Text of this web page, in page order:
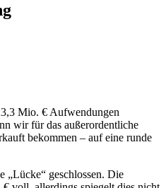
Mio. € Aufwendungen
wir für das außerordentliche
bekommen – auf eine runde
„Lücke“ geschlossen. Die